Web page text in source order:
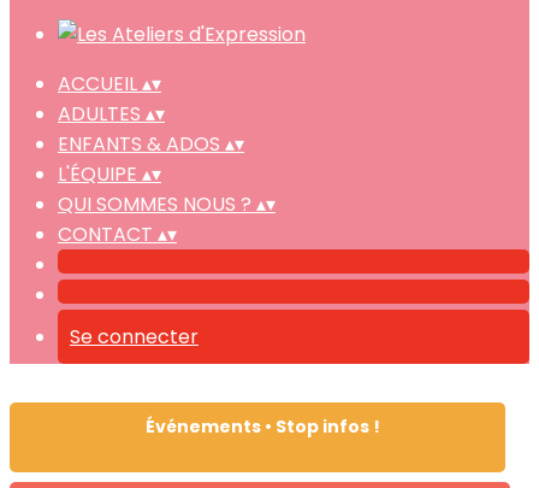
ACCUEIL▴▾
ADULTES ▴▾
ENFANTS & ADOS ▴▾
L'ÉQUIPE ▴▾
QUI SOMMES NOUS ? ▴▾
CONTACT ▴▾
Se connecter
Événements • Stop infos !